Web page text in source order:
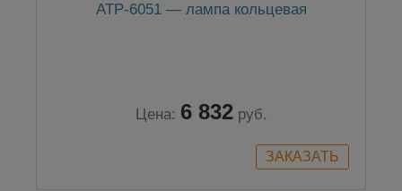
АТР-6051 — лампа кольцевая
Цена: 6 832 руб.